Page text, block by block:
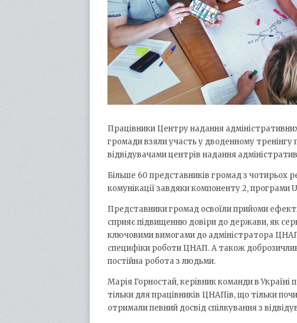
Працівники Центру надання
громади взяли участь у дводенному
відвідувачами центрів надання
Більше 60 представників громад з чотирьох
комунікації завдяки компоненту 2, програми
Представники громад освоїли прийоми
сприяє підвищенню довіри до держави, як
ключовими вимогами до адміністратора
специфіки роботи ЦНАП. А також
постійна робота з людьми.
Марія Горностай, керівник команди в
тільки для працівників ЦНАПів, що тільки
отримали певний досвід спілкування з